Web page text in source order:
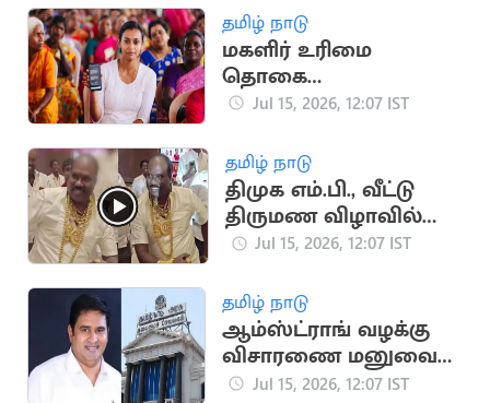
தமிழ் நாடு
மகளிர் உரிமை
தொகை
கிடைக்காதவர்களுக்கு
Jul 15, 2026, 12:07 IST
தமிழ் நாடு
திமுக எம்.பி., வீட்டு
திருமண விழாவில்
நகைகளுடன்
Jul 15, 2026, 12:07 IST
தமிழ் நாடு
ஆம்ஸ்ட்ராங் வழக்கு
விசாரணை மனுவை
திரும்ப பெற்ற தமிழக
Jul 15, 2026, 12:07 IST